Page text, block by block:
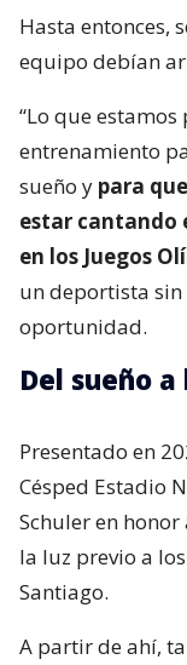
Hasta entonces,
equipo debían
“Lo que
entrenamiento
sueño y para
estar cantando
en los Juegos
un deportista
oportunidad.
Del sueño
Presentado en
Césped Estadio
Schuler en
la luz previo a
Santiago.
A partir de ahí,